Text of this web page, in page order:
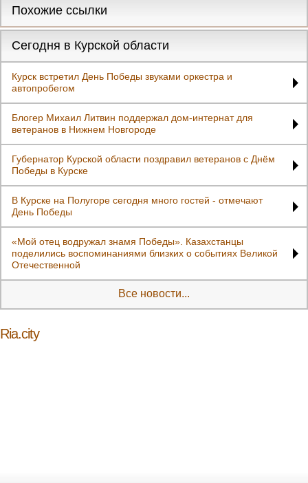
Похожие ссылки
Сегодня в Курской области
Курск встретил День Победы звуками оркестра и
автопробегом
Блогер Михаил Литвин поддержал дом-интернат для
ветеранов в Нижнем Новгороде
Губернатор Курской области поздравил ветеранов с Днём
Победы в Курске
В Курске на Полугоре сегодня много гостей - отмечают
День Победы
«Мой отец водружал знамя Победы». Казахстанцы
поделились воспоминаниями близких о событиях Великой
Отечественной
Все новости...
Ria.city